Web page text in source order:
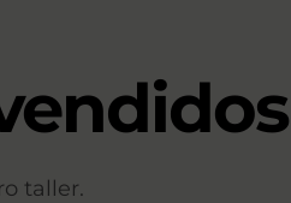
taller.